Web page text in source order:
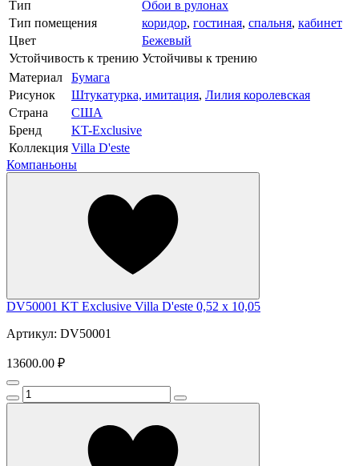
Тип
Обои в рулонах
Тип помещения
коридор, гостиная, спальня, кабинет
Цвет
Бежевый
Устойчивость к трению Устойчивы к трению
Материал
Бумага
Рисунок
Штукатурка, имитация, Лилия королевская
Страна
США
Бренд
KT-Exclusive
Коллекция Villa D'este
Компаньоны
DV50001 KT Exclusive Villa D'este 0,52 х 10,05
Артикул: DV50001
13600.00 ₽